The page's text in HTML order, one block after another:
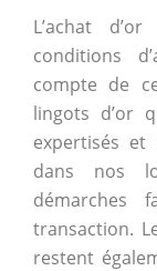
L’achat
conditions
compte de
lingots d’or
expertisés et
dans nos
démarches
transaction.
restent